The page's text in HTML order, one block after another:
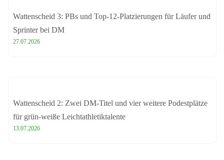
Wattenscheid 3: PBs und Top-12-Platzierungen für Läufer und
Sprinter bei DM
27.07.2026
Wattenscheid 2: Zwei DM-Titel und vier weitere Podestplätze
für grün-weiße Leichtathletiktalente
13.07.2026